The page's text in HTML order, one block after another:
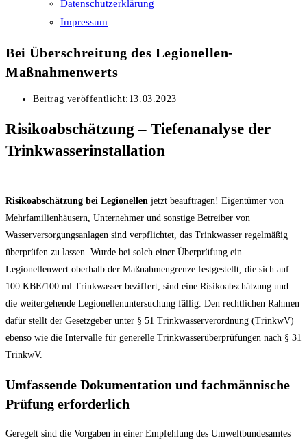
Datenschutzerklärung
Impressum
Bei Überschreitung des Legionellen-
Maßnahmenwerts
Beitrag veröffentlicht: 13.03.2023
Risikoabschätzung – Tiefenanalyse der
Trinkwasserinstallation
Risikoabschätzung bei Legionellen jetzt beauftragen! Eigentümer von
Mehrfamilienhäusern, Unternehmer und sonstige Betreiber von
Wasserversorgungsanlagen sind verpflichtet, das Trinkwasser regelmäßig
überprüfen zu lassen. Wurde bei solch einer Überprüfung ein
Legionellenwert oberhalb der Maßnahmengrenze festgestellt, die sich auf
100 KBE/100 ml Trinkwasser beziffert, sind eine Risikoabschätzung und
die weitergehende Legionellenuntersuchung fällig. Den rechtlichen Rahmen
dafür stellt der Gesetzgeber unter § 51 Trinkwasserverordnung (TrinkwV)
ebenso wie die Intervalle für generelle Trinkwasserüberprüfungen nach § 31
TrinkwV.
Umfassende Dokumentation und fachmännische
Prüfung erforderlich
Geregelt sind die Vorgaben in einer Empfehlung des Umweltbundesamtes